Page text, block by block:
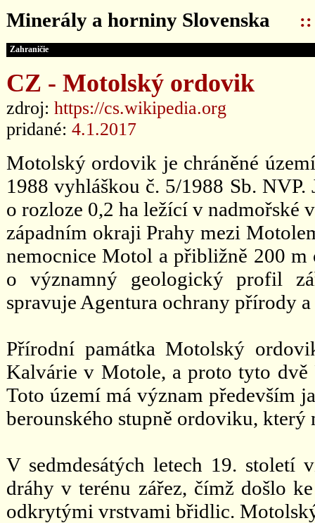
Minerály a horniny Slovenska ::
Zahraničie
CZ - Motolský ordovik
zdroj: https://cs.wikipedia.org
pridané: 4.1.2017
Motolský ordovik je chráněné
1988 vyhláškou č. 5/1988 Sb. NVP.
o rozloze 0,2 ha ležící v nadmořské
západním okraji Prahy mezi
nemocnice Motol a přibližně 200 m
o významný geologický profil
spravuje Agentura ochrany přírody
Přírodní památka Motolský
Kalvárie v Motole, a proto tyto dvě
Toto území má význam především
berounského stupně ordoviku,
V sedmdesátých letech 19. století
dráhy v terénu zářez, čímž došlo
odkrytými vrstvami břidlic.